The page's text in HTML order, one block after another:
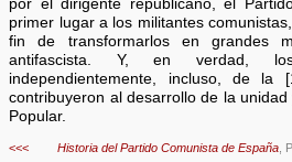
por el dirigente republicano, el
primer lugar a los militantes
fin de transformarlos en grandes
antifascista. Y, en verdad,
independientemente, incluso, de la
contribuyeron al desarrollo de la
Popular.
<<< Historia del Partido Comunista de España ,